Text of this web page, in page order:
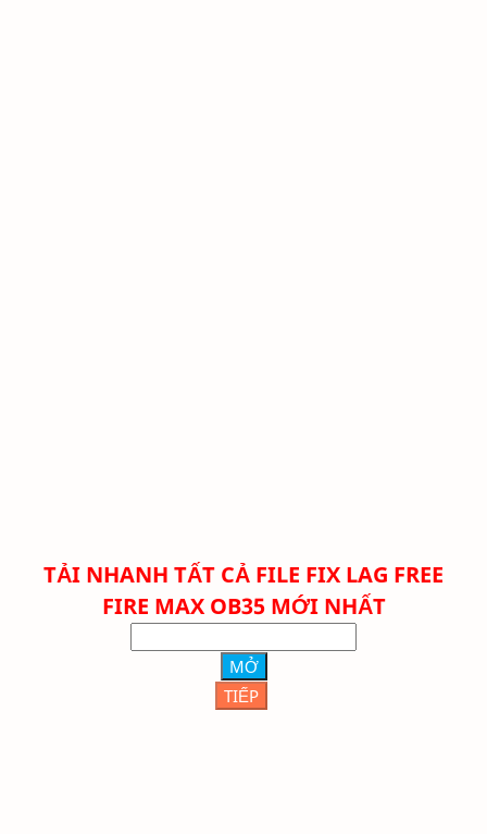
TẢI NHANH TẤT CẢ FILE FIX LAG FREE
FIRE MAXOB35 MỚI NHẤT
MỞ
TIẾP